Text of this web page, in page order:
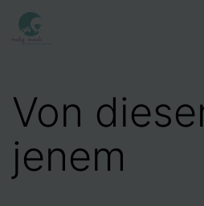
Zum
Inhalt
Von
jenem